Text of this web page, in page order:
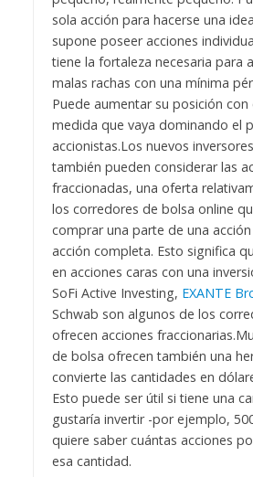
sola acción para hacerse una
supone poseer acciones
tiene la fortaleza necesaria para
malas rachas con una mínima
Puede aumentar su posición
medida que vaya dominando el
accionistas.Los nuevos
también pueden considerar las
fraccionadas, una oferta
los corredores de bolsa online
comprar una parte de una
acción completa. Esto significa
en acciones caras con una
SoFi Active Investing, EXANTE
Schwab son algunos de los
ofrecen acciones fraccionarias.
de bolsa ofrecen también una
convierte las cantidades en
Esto puede ser útil si tiene una
gustaría invertir -por ejemplo,
quiere saber cuántas acciones
esa cantidad.